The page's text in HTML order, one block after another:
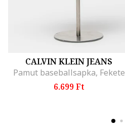
CALVIN KLEIN JEANS
Pamut baseballsapka, Fekete
6.699 Ft